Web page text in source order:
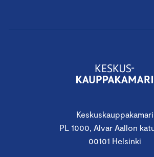
Keskuskauppakamari
PL 1000, Alvar Aallon
00101 Helsinki